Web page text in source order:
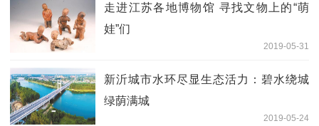
走进江苏各地博物馆 寻找文物上的“萌
娃”们
2019-05-31
新沂城市水环尽显生态活力：碧水绕城
绿荫满城
2019-05-24